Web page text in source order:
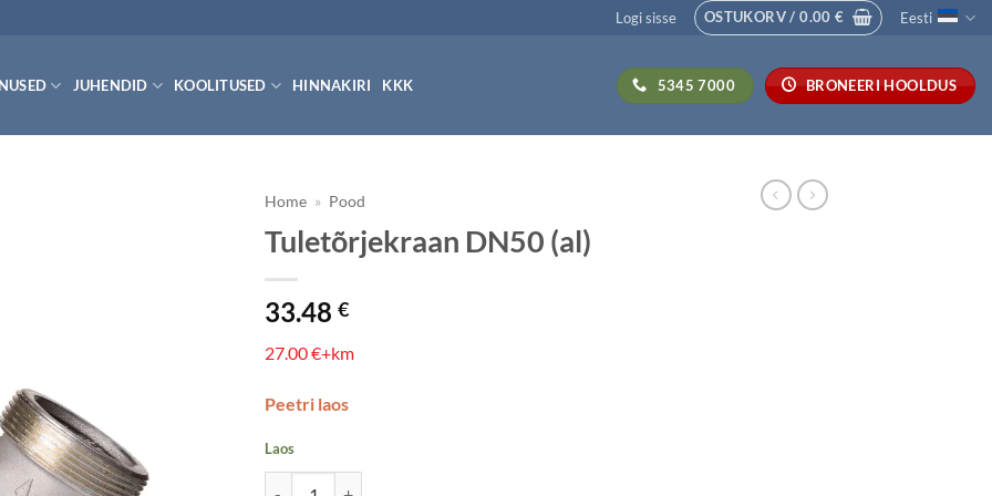
Logi sisse OSTUKORV /0.00€ Eesti
JUHENDID KOOLITUSED HINNAKIRI KKK 5345 7000 BRONEERI HOOLDUS
Home » Pood
Tuletõrjekraan DN50 (al)
33.48 €
27.00 €+km
Peetri laos
Laos